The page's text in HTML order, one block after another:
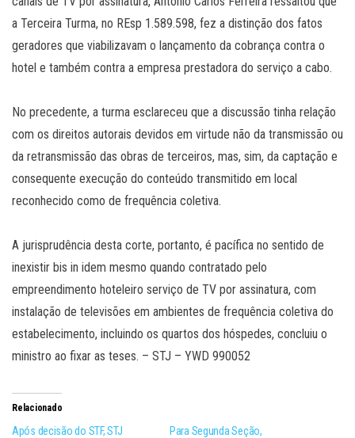
a Terceira Turma, no REsp 1.589.598, fez a distinção dos fatos
geradores que viabilizavam o lançamento da cobrança contra o
hotel e também contra a empresa prestadora do serviço a cabo.
No precedente, a turma esclareceu que a discussão tinha relação
com os direitos autorais devidos em virtude não da transmissão ou
da retransmissão das obras de terceiros, mas, sim, da captação e
consequente execução do conteúdo transmitido em local
reconhecido como de frequência coletiva.
A jurisprudência desta corte, portanto, é pacífica no sentido de
inexistir bis in idem mesmo quando contratado pelo
empreendimento hoteleiro serviço de TV por assinatura, com
instalação de televisões em ambientes de frequência coletiva do
estabelecimento, incluindo os quartos dos hóspedes, concluiu o
ministro ao fixar as teses.​​ – STJ – YWD 990052
Relacionado
Após decisão do STF, STJ
Para Segunda Seção,